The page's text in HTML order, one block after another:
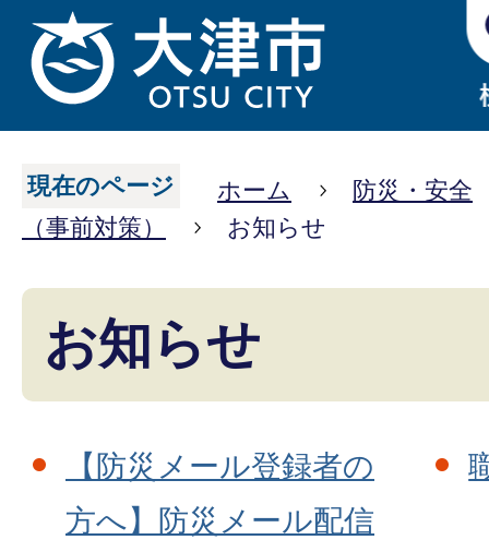
現在のページ ホーム
防災・安全
（事前対策）
お知らせ
お知らせ
【防災メール登録者の
方へ】防災メール配信